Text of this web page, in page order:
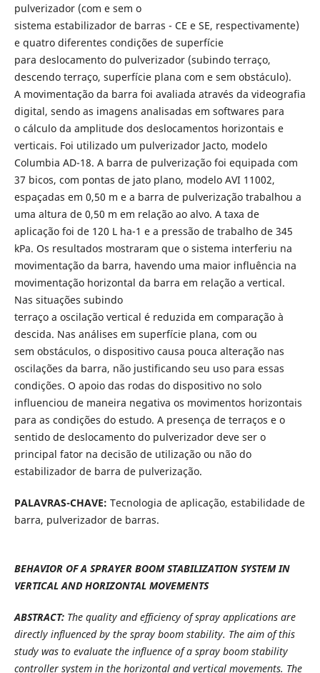
pulverizador (com e sem o
sistema estabilizador de barras - CE e SE, respectivamente)
e quatro diferentes condições de superfície
para deslocamento do pulverizador (subindo terraço,
descendo terraço, superfície plana com e sem obstáculo).
A movimentação da barra foi avaliada através da videografia
digital, sendo as imagens analisadas em softwares para
o cálculo da amplitude dos deslocamentos horizontais e
verticais. Foi utilizado um pulverizador Jacto, modelo
Columbia AD-18. A barra de pulverização foi equipada com
37 bicos, com pontas de jato plano, modelo AVI 11002,
espaçadas em 0,50 m e a barra de pulverização trabalhou a
uma altura de 0,50 m em relação ao alvo. A taxa de
aplicação foi de 120 L ha-1 e a pressão de trabalho de 345
kPa. Os resultados mostraram que o sistema interferiu na
movimentação da barra, havendo uma maior influência na
movimentação horizontal da barra em relação a vertical.
Nas situações subindo
terraço a oscilação vertical é reduzida em comparação à
descida. Nas análises em superfície plana, com ou
sem obstáculos, o dispositivo causa pouca alteração nas
oscilações da barra, não justificando seu uso para essas
condições. O apoio das rodas do dispositivo no solo
influenciou de maneira negativa os movimentos horizontais
para as condições do estudo. A presença de terraços e o
sentido de deslocamento do pulverizador deve ser o
principal fator na decisão de utilização ou não do
estabilizador de barra de pulverização.
PALAVRAS-CHAVE: Tecnologia de aplicação, estabilidade de
barra, pulverizador de barras.
BEHAVIOR OF A SPRAYER BOOM STABILIZATION SYSTEM IN
VERTICAL AND HORIZONTAL MOVEMENTS
ABSTRACT:The quality and efficiency of spray applications are
directly influenced by the spray boom stability. The aim of this
study was to evaluate the influence of a spray boom stability
controller system in the horizontal and vertical movements. The